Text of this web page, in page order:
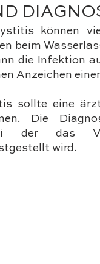
können
beim
die Infektion
Anzeichen
sollte eine
Die
der das
wird.